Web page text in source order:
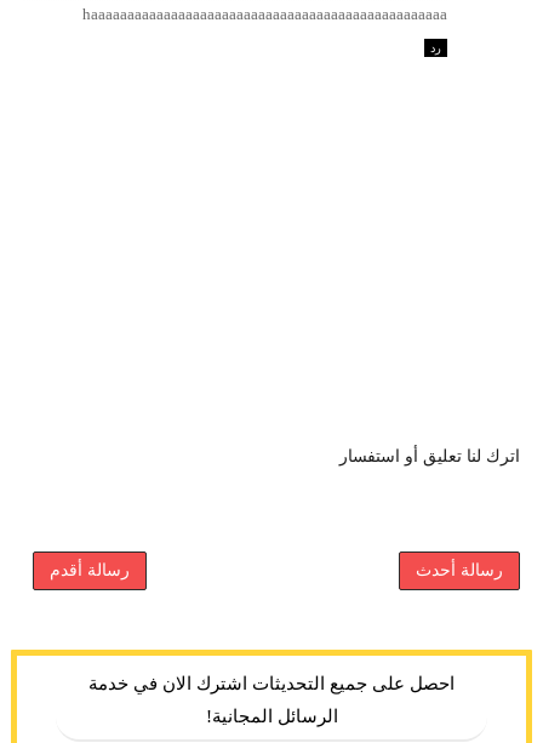
haaaaaaaaaaaaaaaaaaaaaaaaaaaaaaaaaaaaaaaaaaaaaaaaa
رد
اترك لنا تعليق أو استفسار
رسالة أحدث رسالة أقدم
احصل على جميع التحديثات اشترك الان في خدمة
الرسائل المجانية!